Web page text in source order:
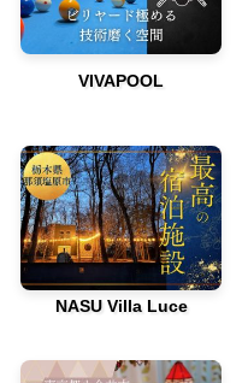
VIVAPOOL
NASU Villa Luce